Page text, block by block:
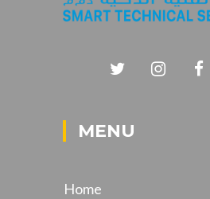
MENU
Home